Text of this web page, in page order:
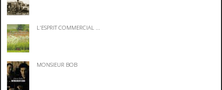
L'ESPRIT COMMERCIAL ...
MONSIEUR BOB